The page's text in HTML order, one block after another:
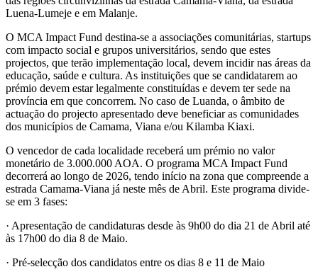
Luena-Lumeje e em Malanje.
O MCA Impact Fund destina-se a associações comunitárias, startups
com impacto social e grupos universitários, sendo que estes
projectos, que terão implementação local, devem incidir nas áreas da
educação, saúde e cultura. As instituições que se candidatarem ao
prémio devem estar legalmente constituídas e devem ter sede na
província em que concorrem. No caso de Luanda, o âmbito de
actuação do projecto apresentado deve beneficiar as comunidades
dos municípios de Camama, Viana e/ou Kilamba Kiaxi.
O vencedor de cada localidade receberá um prémio no valor
monetário de 3.000.000 AOA. O programa MCA Impact Fund
decorrerá ao longo de 2026, tendo início na zona que compreende a
estrada Camama-Viana já neste mês de Abril. Este programa divide-
se em 3 fases:
· Apresentação de candidaturas desde às 9h00 do dia 21 de Abril até
às 17h00 do dia 8 de Maio.
· Pré-selecção dos candidatos entre os dias 8 e 11 de Maio